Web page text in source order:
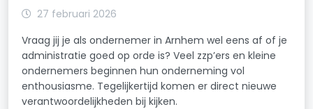
27 februari 2026
Vraag jij je als ondernemer in Arnhem wel eens af of je
administratie goed op orde is? Veel zzp’ers en kleine
ondernemers beginnen hun onderneming vol
enthousiasme. Tegelijkertijd komen er direct nieuwe
verantwoordelijkheden bij kijken.